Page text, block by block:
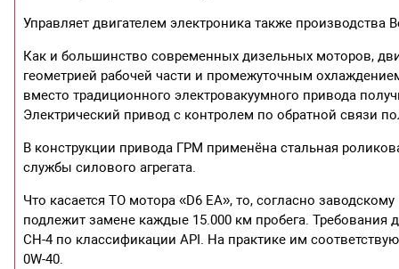
Управляет двигателем электроника также производства
Как и большинство современных дизельных моторов,
геометрией рабочей части и промежуточным
вместо традиционного электровакуумного привода
Электрический привод с контролем по обратной связи
В конструкции привода ГРМ применёна стальная
службы силового агрегата.
Что касается ТО мотора «D6 EA», то, согласно
подлежит замене каждые 15.000 км пробега. Требования
СН-4 по классификации API. На практике им
0W-40.